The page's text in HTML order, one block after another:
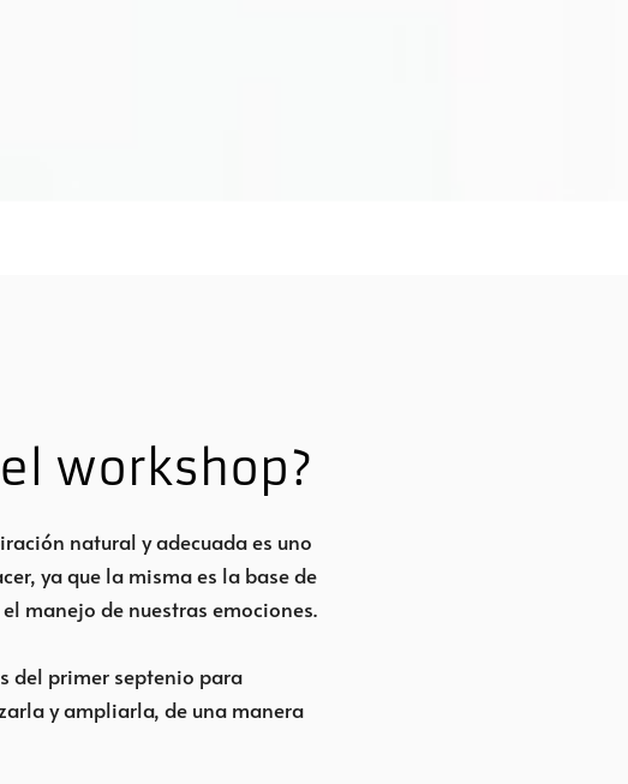
workshop?
natural y adecuada es uno
ya que la misma es la base de
manejo de nuestras emociones.
del primer septenio para
y ampliarla, de una manera